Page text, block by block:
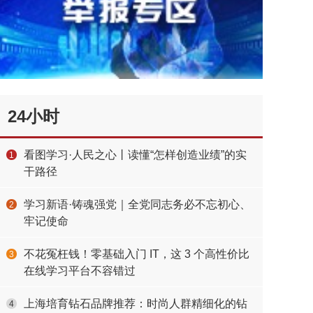
24小时
1
看图学习·人民之心丨读懂“怎样创造业绩”的实
干路径
2
学习新语·铸魂强党｜全党同志务必不忘初心、
牢记使命
3
不花冤枉钱！零基础入门 IT，这 3 个高性价比
在线学习平台不容错过
4 上海培育钻石品牌推荐：时尚人群精细化的钻